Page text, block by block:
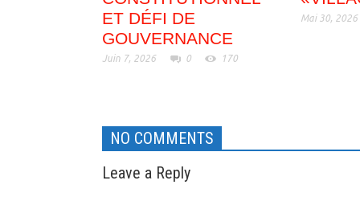
ET DÉFI DE
GOUVERNANCE
Juin 7, 2026 0 170
Mai 30, 2026
NO COMMENTS
Leave a Reply